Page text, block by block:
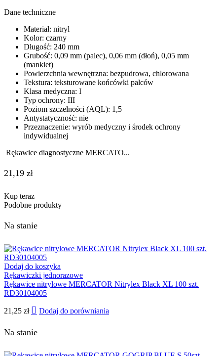
Dane techniczne
Materiał: nitryl
Kolor: czarny
Długość: 240 mm
Grubość: 0,09 mm (palec), 0,06 mm (dłoń), 0,05 mm
(mankiet)
Powierzchnia wewnętrzna: bezpudrowa, chlorowana
Tekstura: teksturowane końcówki palców
Klasa medyczna: I
Typ ochrony: III
Poziom szczelności (AQL): 1,5
Antystatyczność: nie
Przeznaczenie: wyrób medyczny i środek ochrony
indywidualnej
Rękawice diagnostyczne MERCATO...
21,19 zł
Kup teraz
Podobne produkty
Na stanie
Dodaj do koszyka
Rękawiczki jednorazowe
Rękawice nitrylowe MERCATOR Nitrylex Black XL 100 szt.
RD30104005
21,25 zł Dodaj do porówniania
Na stanie